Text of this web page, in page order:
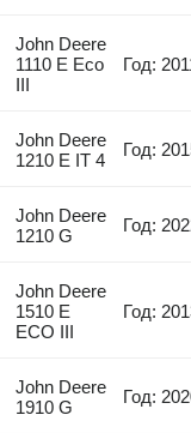
John Deere
1110 E Eco
III
Год:
John Deere
1210 E IT 4
Год:
John Deere
1210 G
Год:
John Deere
1510 E
ECO III
Год:
John Deere
1910 G
Год: